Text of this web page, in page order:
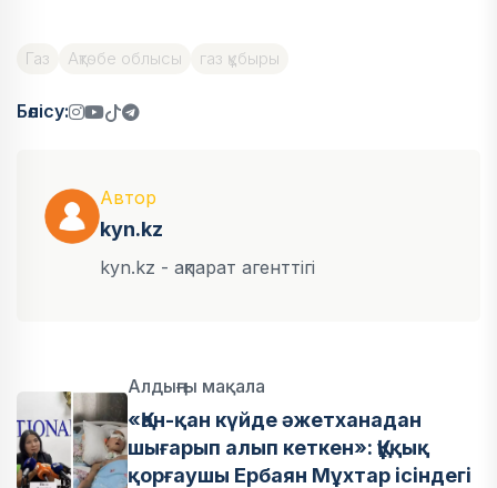
Газ Ақтөбе облысы газ құбыры
Бөлісу:
Автор
kyn.kz
kyn.kz - ақпарат агенттігі
Алдыңғы мақала
«Қан-қан күйде әжетханадан
шығарып алып кеткен»: Құқық
қорғаушы Ербаян Мұхтар ісіндегі